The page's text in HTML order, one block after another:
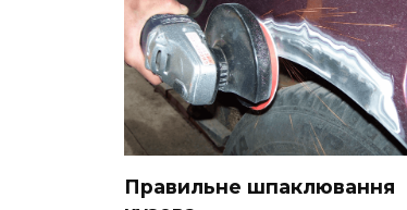
Правильне шпаклювання